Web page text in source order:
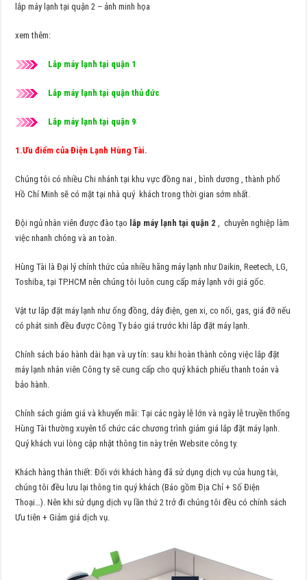
lắp máy lạnh tại quận 2 – ảnh minh họa
xem thêm:
Lắp máy lạnh tại quận 1
Lắp máy lạnh tại quận thủ đức
Lắp máy lạnh tại quận 9
1.Ưu điểm của Điện Lạnh Hùng Tài.
Chúng tôi có nhiều Chi nhánh tại khu vực đồng nai , bình dương , thành phố
Hồ Chí Minh sẽ có mặt tại nhà quý khách trong thời gian sớm nhất.
Đội ngủ nhân viên được đào tạo lắp máy lạnh tại quận 2
, chuyên nghiệp làm
việc nhanh chóng và an toàn.
Hùng Tài là Đại lý chính thức của nhiều hãng máy lạnh như Daikin, Reetech, LG,
Toshiba, tại TP.HCM nên chúng tôi luôn cung cấp máy lạnh với giá gốc.
Vật tư lắp đặt máy lạnh như ống đồng, dây điện, gen xi, co nối, gas, giá đỡ nếu
có phát sinh đều được Công Ty báo giá trước khi lắp đặt máy lạnh.
Chính sách báo hành dài hạn và uy tín: sau khi hoàn thành công việc lắp đặt
máy lạnh nhân viên Công ty sẽ cung cấp cho quý khách phiếu thanh toán và
bảo hành.
Chính sách giảm giá và khuyến mãi: Tại các ngày lễ lớn và ngày lễ truyền thống
Hùng Tài thường xuyên tổ chức các chương trình giảm giá lắp đặt máy lạnh.
Quý khách vui lòng cập nhật thông tin này trên Website công ty.
Khách hàng thân thiết: Đối với khách hàng đã sử dụng dịch vụ của hung tài,
chúng tôi đều lưu lại thông tin quý khách (Báo gồm Địa Chỉ + Số Điện
Thoại…). Nên khi sử dụng dịch vụ lần thứ 2 trở đi chúng tôi đều có chính sách
Ưu tiên + Giảm giá dịch vụ.